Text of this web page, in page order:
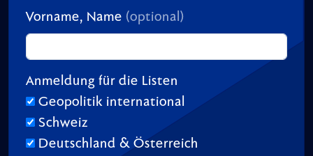
Vorname, Name (optional)
Anmeldung für die Listen
Geopolitik international
Schweiz
Deutschland & Österreich